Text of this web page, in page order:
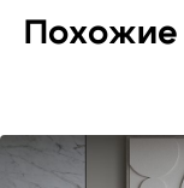
Похожие